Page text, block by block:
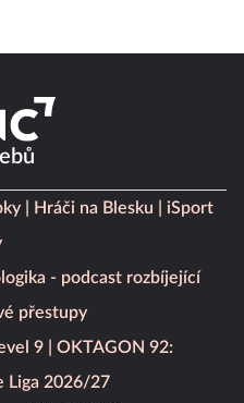
Hráči na Blesku
iSport
- podcast rozbíjející
přestupy
9
OKTAGON 92:
Liga 2026/27